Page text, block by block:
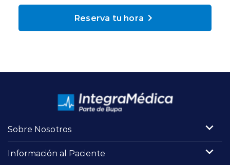
Planes y Convenios
Reserva de Horas
modo claro
Reserva tu hora
Sobre Nosotros
Información al Paciente